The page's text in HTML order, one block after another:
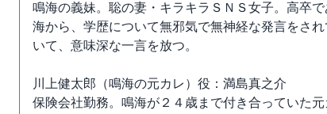
鳴海の義妹。聡の妻・キラキラＳＮＳ女子。高卒
海から、学歴について無邪気で無神経な発言をさ
いて、意味深な一言を放つ。
川上健太郎（鳴海の元カレ）役：満島真之介
保険会社勤務。鳴海が２４歳まで付き合っていた